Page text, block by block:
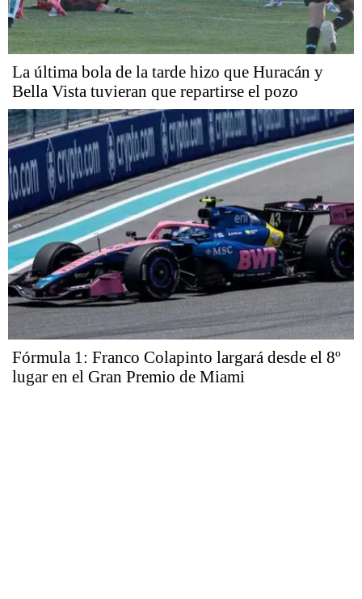
La última bola de la tarde hizo que Huracán y
Bella Vista tuvieran que repartirse el pozo
Fórmula 1: Franco Colapinto largará desde el 8º
lugar en el Gran Premio de Miami